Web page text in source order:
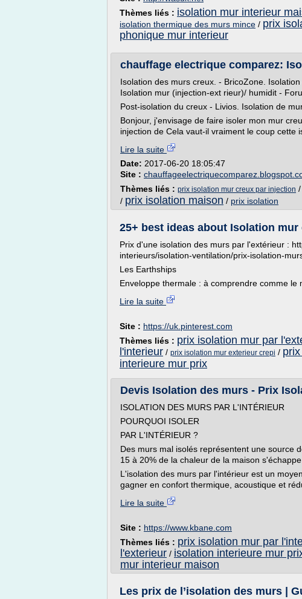
Thèmes liés : isolation mur interieur
isolation thermique des murs mince / prix
phonique mur interieur
chauffage electrique comparez:
Isolation des murs creux. - BricoZone.
Isolation mur (injection-ext rieur)/ humidit -
Post-isolation du creux - Livios. Isolation de
Bonjour, j'envisage de faire isoler mon mur
injection de Cela vaut-il vraiment le coup cette
Lire la suite
Date: 2017-06-20 18:05:47
Site :
Thèmes liés : prix isolation mur creux par injection /
/ prix isolation maison / prix isolation
25+ best ideas about Isolation mur
Prix d'une isolation des murs par l'extérieur :
interieurs/isolation-ventilation/prix-isolation-
Les Earthships
Enveloppe thermale : à comprendre comme le
Lire la suite
Site : https://uk.pinterest.com
Thèmes liés : prix isolation mur par
l'interieur / prix isolation mur exterieur crepi /
interieure mur prix
Devis Isolation des murs - Prix
ISOLATION DES MURS PAR L'INTÉRIEUR
POURQUOI ISOLER
PAR L'INTÉRIEUR ?
Des murs mal isolés représentent une source
15 à 20% de la chaleur de la maison
L'isolation des murs par l'intérieur est un
gagner en confort thermique, acoustique et
Lire la suite
Site : https://www.kbane.com
Thèmes liés : prix isolation mur par
l'exterieur / isolation interieure mur
mur interieur maison
Les prix de l’isolation des murs |